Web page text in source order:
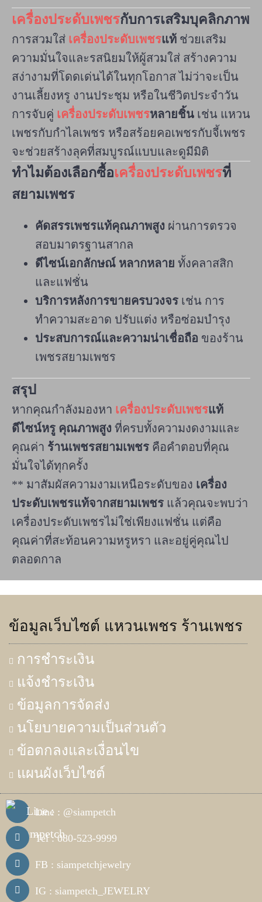
เครื่องประดับเพชรกับการเสริมบุคลิกภาพ
การสวมใส่ เครื่องประดับเพชรแท้ ช่วยเสริม
ความมั่นใจและรสนิยมให้ผู้สวมใส่ สร้างความ
สง่างามที่โดดเด่นได้ในทุกโอกาส ไม่ว่าจะเป็น
งานเลี้ยงหรู งานประชุม หรือในชีวิตประจำวัน
การจับคู่ เครื่องประดับเพชรหลายชิ้น เช่น แหวน
เพชรกับกำไลเพชร หรือสร้อยคอเพชรกับจี้เพชร
จะช่วยสร้างลุคที่สมบูรณ์แบบและดูมีมิติ
ทำไมต้องเลือกซื้อเครื่องประดับเพชรที่
สยามเพชร
คัดสรรเพชรแท้คุณภาพสูง ผ่านการตรวจ
สอบมาตรฐานสากล
ดีไซน์เอกลักษณ์ หลากหลาย ทั้งคลาสสิก
และแฟชั่น
บริการหลังการขายครบวงจร เช่น การ
ทำความสะอาด ปรับแต่ง หรือซ่อมบำรุง
ประสบการณ์และความน่าเชื่อถือ ของร้าน
เพชรสยามเพชร
สรุป
หากคุณกำลังมองหา เครื่องประดับเพชรแท้
ดีไซน์หรู คุณภาพสูง ที่ครบทั้งความงดงามและ
คุณค่า ร้านเพชรสยามเพชร คือคำตอบที่คุณ
มั่นใจได้ทุกครั้ง
** มาสัมผัสความงามเหนือระดับของ เครื่อง
ประดับเพชรแท้จากสยามเพชร แล้วคุณจะพบว่า
เครื่องประดับเพชรไม่ใช่เพียงแฟชั่น แต่คือ
คุณค่าที่สะท้อนความหรูหรา และอยู่คู่คุณไป
ตลอดกาล
ข้อมูลเว็บไซต์ แหวนเพชร ร้านเพชร
การชำระเงิน
แจ้งชำระเงิน
ข้อมูลการจัดส่ง
นโยบายความเป็นส่วนตัว
ข้อตกลงและเงื่อนไข
แผนผังเว็บไซต์
Line : @siampetch
Tel : 080-523-9999
FB : siampetchjewelry
IG : siampetch_JEWELRY